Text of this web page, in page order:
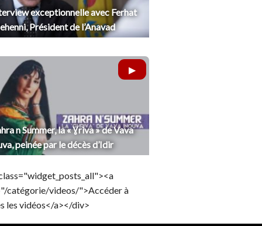
exceptionnelle avec Ferhat
Président de l’Anavad
n Summer, la « Ɣriva » de Vava
peinée par le décès d’Idir
catégorie/videos/">Accéder à
les vidéos</a></div>